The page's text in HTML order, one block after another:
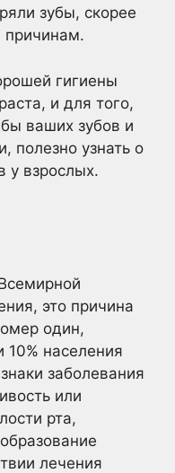
зубы, скорее
причинам.
гигиены
и для того,
ваших зубов и
полезно узнать о
у взрослых.
это причина
один,
10% населения
заболевания
или
рта,
лечения